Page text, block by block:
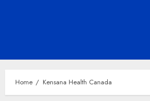
Home Kensana Health Canada